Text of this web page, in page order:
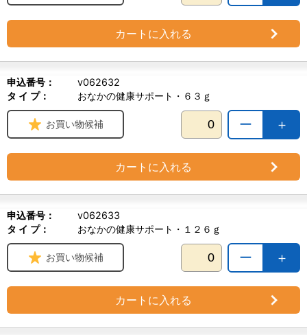
カートに入れる
申込番号：
v062632
タ イ プ：
おなかの健康サポート・６３ｇ
＋
ー
お買い物候補
カートに入れる
申込番号：
v062633
タ イ プ：
おなかの健康サポート・１２６ｇ
＋
ー
お買い物候補
カートに入れる